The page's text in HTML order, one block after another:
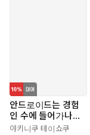
안드로이드는 경험
인 수에 들어가나
요??
야키니쿠 테이쇼쿠